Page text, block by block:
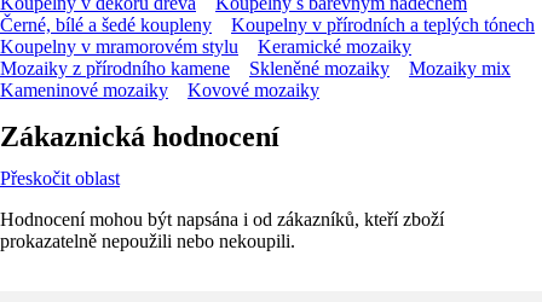
Černé, bílé a šedé koupleny
Koupelny v přírodních a teplých tónech
Koupelny v mramorovém stylu
Keramické mozaiky
Mozaiky z přírodního kamene
Skleněné mozaiky
Mozaiky mix
Kameninové mozaiky
Kovové mozaiky
Zákaznická hodnocení
Přeskočit oblast
Hodnocení mohou být napsána i od zákazníků, kteří zboží
prokazatelně nepoužili nebo nekoupili.